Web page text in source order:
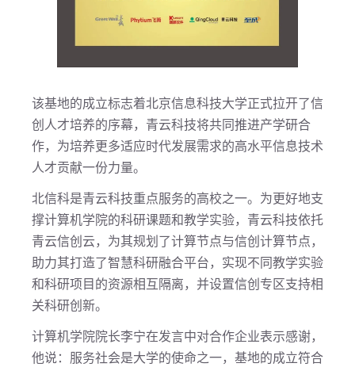
该基地的成立标志着北京信息科技大学正式拉开了信
创人才培养的序幕，青云科技将共同推进产学研合
作，为培养更多适应时代发展需求的高水平信息技术
人才贡献一份力量。
北信科是青云科技重点服务的高校之一。为更好地支
撑计算机学院的科研课题和教学实验，青云科技依托
青云信创云，为其规划了计算节点与信创计算节点，
助力其打造了智慧科研融合平台，实现不同教学实验
和科研项目的资源相互隔离，并设置信创专区支持相
关科研创新。
计算机学院院长李宁在发言中对合作企业表示感谢，
他说：服务社会是大学的使命之一，基地的成立符合